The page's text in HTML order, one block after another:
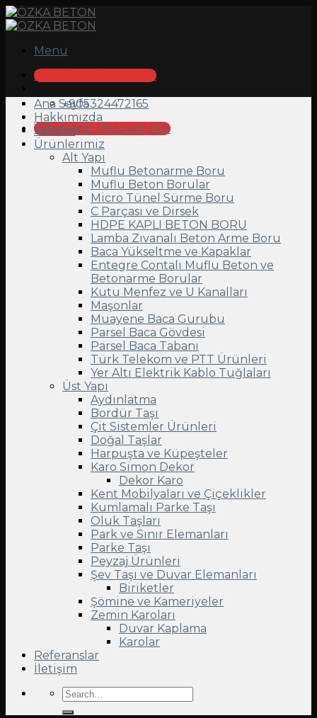
Skip
to
Menu
Tel: +90 537 865 0333
+905324472165
Whatsapp: 05324472165
Ana Sayfa
Hakkımızda
Üretim
Ürünlerimiz
Alt Yapı
Muflu Betonarme Boru
Muflu Beton Borular
Micro Tünel Sürme Boru
C Parçası ve Dirsek
HDPE KAPLI BETON BORU
Lamba Zıvanalı Beton Arme Boru
Baca Yükseltme ve Kapaklar
Entegre Contalı Muflu Beton ve
Betonarme Borular
Kutu Menfez ve U Kanalları
Maşonlar
Muayene Baca Gurubu
Parsel Baca Gövdesi
Parsel Baca Tabanı
Türk Telekom ve PTT Ürünleri
Yer Altı Elektrik Kablo Tuğlaları
Üst Yapı
Aydınlatma
Bordür Taşı
Çit Sistemler Ürünleri
Doğal Taşlar
Harpuşta ve Küpeşteler
Karo Simon Dekor
Dekor Karo
Kent Mobilyaları ve Çiçeklikler
Kumlamalı Parke Taşı
Oluk Taşları
Park ve Sınır Elemanları
Parke Taşı
Peyzaj Ürünleri
Şev Taşı ve Duvar Elemanları
Biriketler
Şömine ve Kameriyeler
Zemin Karoları
Duvar Kaplama
Karolar
Referanslar
İletişim
Search
for: